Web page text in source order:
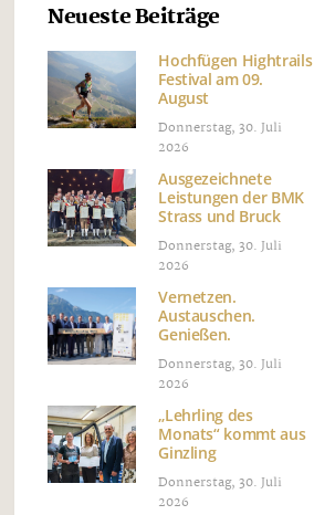
Neueste Beiträge
Hochfügen Hightrails
Festival am 09.
August
Donnerstag, 30. Juli
2026
Ausgezeichnete
Leistungen der BMK
Strass und Bruck
Donnerstag, 30. Juli
2026
Vernetzen.
Austauschen.
Genießen.
Donnerstag, 30. Juli
2026
„Lehrling des
Monats“ kommt aus
Ginzling
Donnerstag, 30. Juli
2026